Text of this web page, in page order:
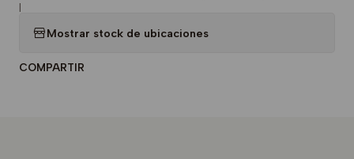
|
Mostrar stock de ubicaciones
COMPARTIR